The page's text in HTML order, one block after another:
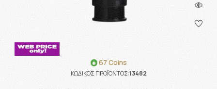
67 Coins
ΚΩΔΙΚΟΣ ΠΡΟΪΟΝΤΟΣ:13482